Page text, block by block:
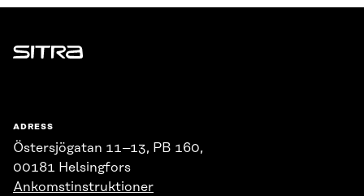
Sitra
ADRESS
Östersjögatan 11–13, PB 160,
00181 Helsingfors
Ankomstinstruktioner